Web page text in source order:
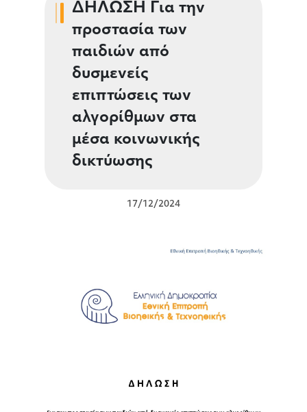
ΔΗΛΩΣΗ Για την
προστασία των
παιδιών από
δυσμενείς
επιπτώσεις των
αλγορίθμων στα
μέσα κοινωνικής
δικτύωσης
17/12/2024